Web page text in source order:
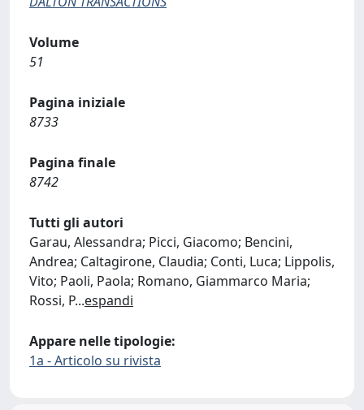
Volume
51
Pagina iniziale
8733
Pagina finale
8742
Tutti gli autori
Garau, Alessandra; Picci, Giacomo; Bencini,
Andrea; Caltagirone, Claudia; Conti, Luca; Lippolis,
Vito; Paoli, Paola; Romano, Giammarco Maria;
Rossi, P...espandi
Appare nelle tipologie:
1a - Articolo su rivista